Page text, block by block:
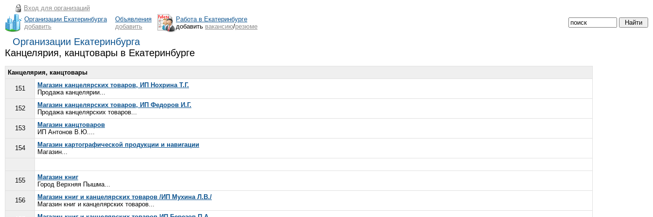
Вход для организаций
Организации Екатеринбурга
добавить
Объявления
добавить
Работа в Екатеринбурге
добавить вакансию/резюме
Организации Екатеринбурга
Канцелярия, канцтовары в Екатеринбурге
Канцелярия, канцтовары
151
Магазин канцелярских товаров, ИП Нохрина Т.Г.
Продажа канцелярии...
152
Магазин канцелярских товаров, ИП Федоров И.Г.
Продажа канцелярских товаров...
153
Магазин канцтоваров
ИП Антонов В.Ю....
154
Магазин картографической продукции и навигации
Магазин...
155
Магазин книг
Город Верхняя Пышма...
156
Магазин книг и канцелярских товаров /ИП Мухина Л.В./
Магазин книг и канцелярских товаров...